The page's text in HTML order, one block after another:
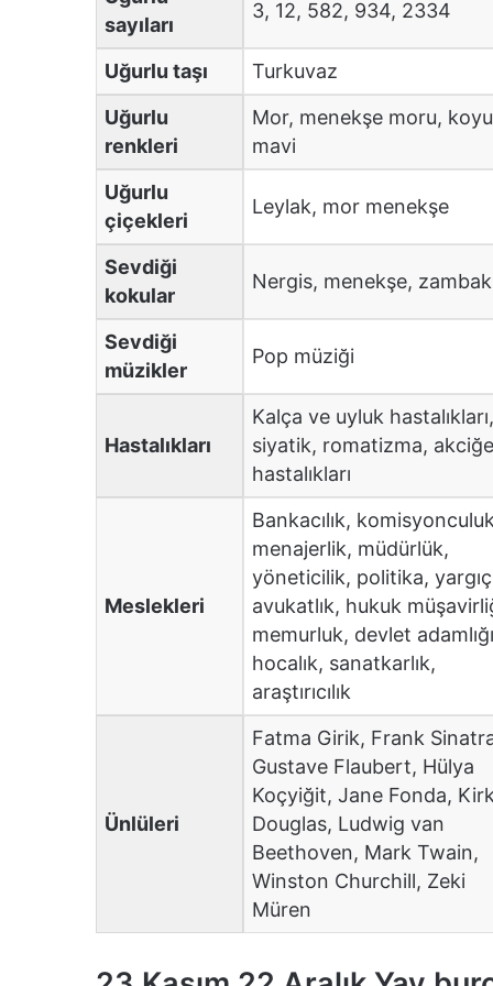
sayıları
3, 12, 582, 934, 2334
Uğurlu taşı
Turkuvaz
Uğurlu
renkleri
Mor, menekşe moru, koyu
mavi
Uğurlu
çiçekleri
Leylak, mor menekşe
Sevdiği
kokular
Nergis, menekşe, zambak
Sevdiği
müzikler
Pop müziği
Hastalıkları
Kalça ve uyluk hastalıkları,
siyatik, romatizma,
hastalıkları
Meslekleri
Bankacılık,
menajerlik, müdürlük,
yöneticilik, politika,
avukatlık, hukuk
memurluk, devlet
hocalık, sanatkarlık,
araştırıcılık
Ünlüleri
Fatma Girik, Frank
Gustave Flaubert, Hülya
Koçyiğit, Jane Fonda, Kirk
Douglas, Ludwig van
Beethoven, Mark Twain,
Winston Churchill, Zeki
Müren